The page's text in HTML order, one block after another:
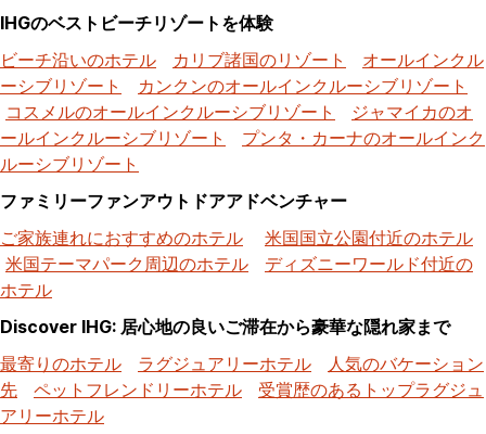
IHGのベストビーチリゾートを体験
ビーチ沿いのホテル
カリブ諸国のリゾート
オールインクル
ーシブリゾート
カンクンのオールインクルーシブリゾート
コスメルのオールインクルーシブリゾート
ジャマイカのオ
ールインクルーシブリゾート
プンタ・カーナのオールインク
ルーシブリゾート
ファミリーファンアウトドアアドベンチャー
ご家族連れにおすすめのホテル
米国国立公園付近のホテル
米国テーマパーク周辺のホテル
ディズニーワールド付近の
ホテル
Discover IHG: 居心地の良いご滞在から豪華な隠れ家まで
最寄りのホテル
ラグジュアリーホテル
人気のバケーション
先
ペットフレンドリーホテル
受賞歴のあるトップラグジュ
アリーホテル